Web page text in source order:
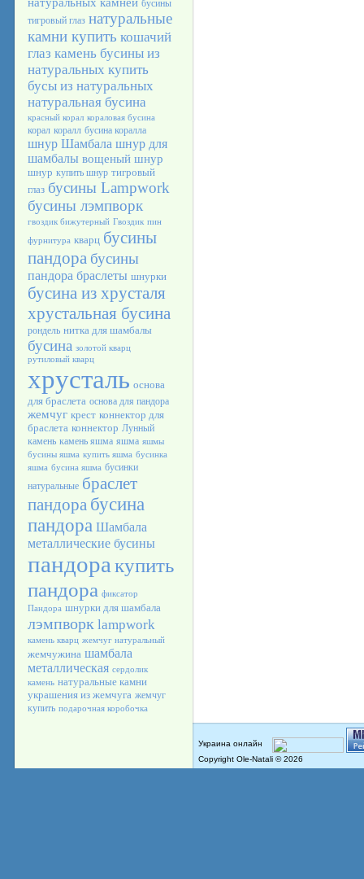
бусины
тигровый глаз натуральные
камни купить кошачий
глаз камень бусины из
натуральных купить
бусы из натуральных
натуральная бусина
красный корал кораловая бусина
корал коралл бусина коралла
шнур Шамбала шнур для
шамбалы вощеный шнур
шнур купить шнур тигровый
глаз бусины Lampwork
бусины лэмпворк
гвоздик бижутерный Гвоздик пин
фурнитура кварц бусины
пандора бусины
пандора браслеты шнурки
бусина из хрусталя
хрустальная бусина
рондель нитка для шамбалы
бусина золотой кварц
рутиловый кварц
хрусталь основа
для браслета основа для пандора
жемчуг крест коннектор для
браслета коннектор Лунный
камень камень яшма яшма яшмы
бусины яшма купить яшма бусинка
яшма бусина яшма бусинки
натуральные браслет
пандора бусина
пандора Шамбала
металлические бусины
пандора купить
пандора фиксатор
Пандора шнурки для шамбала
лэмпворк lampwork
камень кварц жемчуг натуральный
жемчужина шамбала
металлическая сердолик
камень натуральные камни
украшения из жемчуга жемчуг
купить подарочная коробочка
Copyright Ole-Natali © 2026